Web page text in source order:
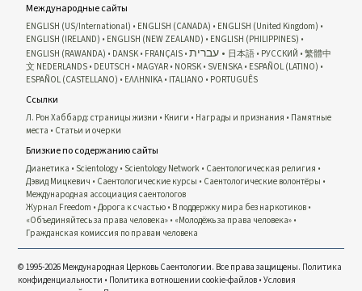
Международные сайты
ENGLISH (US/International) ENGLISH (CANADA)
ENGLISH (United Kingdom)
ENGLISH (IRELAND)
ENGLISH (NEW ZEALAND)
ENGLISH (PHILIPPINES)
ENGLISH (RAWANDA)
DANSK FRANÇAIS עברית 日本語 РУССКИЙ
繁體中
文 NEDERLANDS DEUTSCH MAGYAR NORSK SVENSKA ESPAÑOL (LATINO)
ESPAÑOL (CASTELLANO)
ΕΛΛΗΝΙΚA ITALIANO PORTUGUÊS
Ссылки
Л. Рон Хаббард: страницы жизни Книги Награды и признания
Памятные
места
Статьи и очерки
Близкие по содержанию сайты
Дианетика Scientology Scientology Network Саентологическая религия
Дэвид Мицкевич
Саентологические курсы
Саентологические волонтёры
Международная ассоциация саентологов
Журнал Freedom
Дорога к счастью В поддержку мира без наркотиков
«Объединяйтесь за права человека» «Молодёжь за права человека»
Гражданская комиссия по правам человека
© 1995-2026 Международная Церковь Саентологии. Все права защищены. Политика
конфиденциальности • Политика в отношении cookie-файлов •Условия